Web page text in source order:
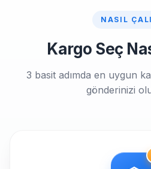
NASIL
Kargo Seç
3 basit adımda en uygun
gönderinizi